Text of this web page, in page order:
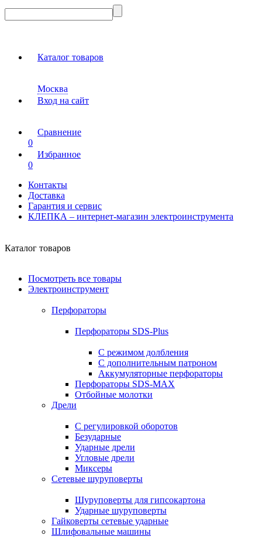
Каталог товаров
Москва
Вход на сайт
Сравнение
0
Избранное
0
Контакты
Доставка
Гарантия и сервис
КЛЕПКА – интернет-магазин электроинструмента
Каталог товаров
Посмотреть все товары
Электроинструмент
Перфораторы
Перфораторы SDS-Plus
С режимом долбления
С дополнительным патроном
Аккумуляторные перфораторы
Перфораторы SDS-MAX
Отбойные молотки
Дрели
С регулировкой оборотов
Безударные
Ударные дрели
Угловые дрели
Миксеры
Сетевые шуруповерты
Шуруповерты для гипсокартона
Ударные шуруповерты
Гайковерты сетевые ударные
Шлифовальные машины